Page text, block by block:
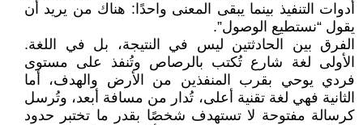
أدوات التنفيذ بينما يبقى المعنى واحدًا: هناك من يريد أن
يقول “نستطيع الوصول”.
الفرق بين الحادثتين ليس في النتيجة، بل في اللغة.
الأولى لغة شارع تُكتب بالرصاص وتُنفذ على مستوى
فردي يوحي بقرب المنفذين من الأرض والهدف، أما
الثانية فهي لغة تقنية أعلى، تُدار من مسافة أبعد، وتُرسل
كرسالة مفتوحة لا تستهدف شخصًا بقدر ما تختبر حدود